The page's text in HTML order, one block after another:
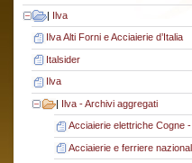
| Ilva
Ilva Alti Forni e Acciaierie d’Italia
Italsider
Ilva
| Ilva - Archivi aggregati
Acciaierie elettriche Cogne
Acciaierie e ferriere